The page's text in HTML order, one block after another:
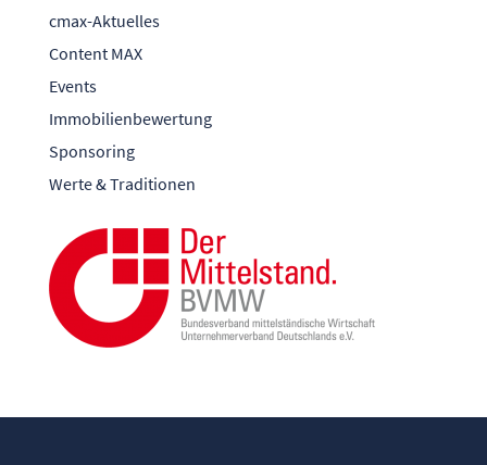
cmax-Aktuelles
Content MAX
Events
Immobilienbewertung
Sponsoring
Werte & Traditionen